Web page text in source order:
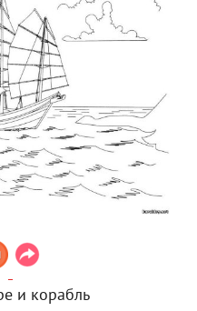
и корабль